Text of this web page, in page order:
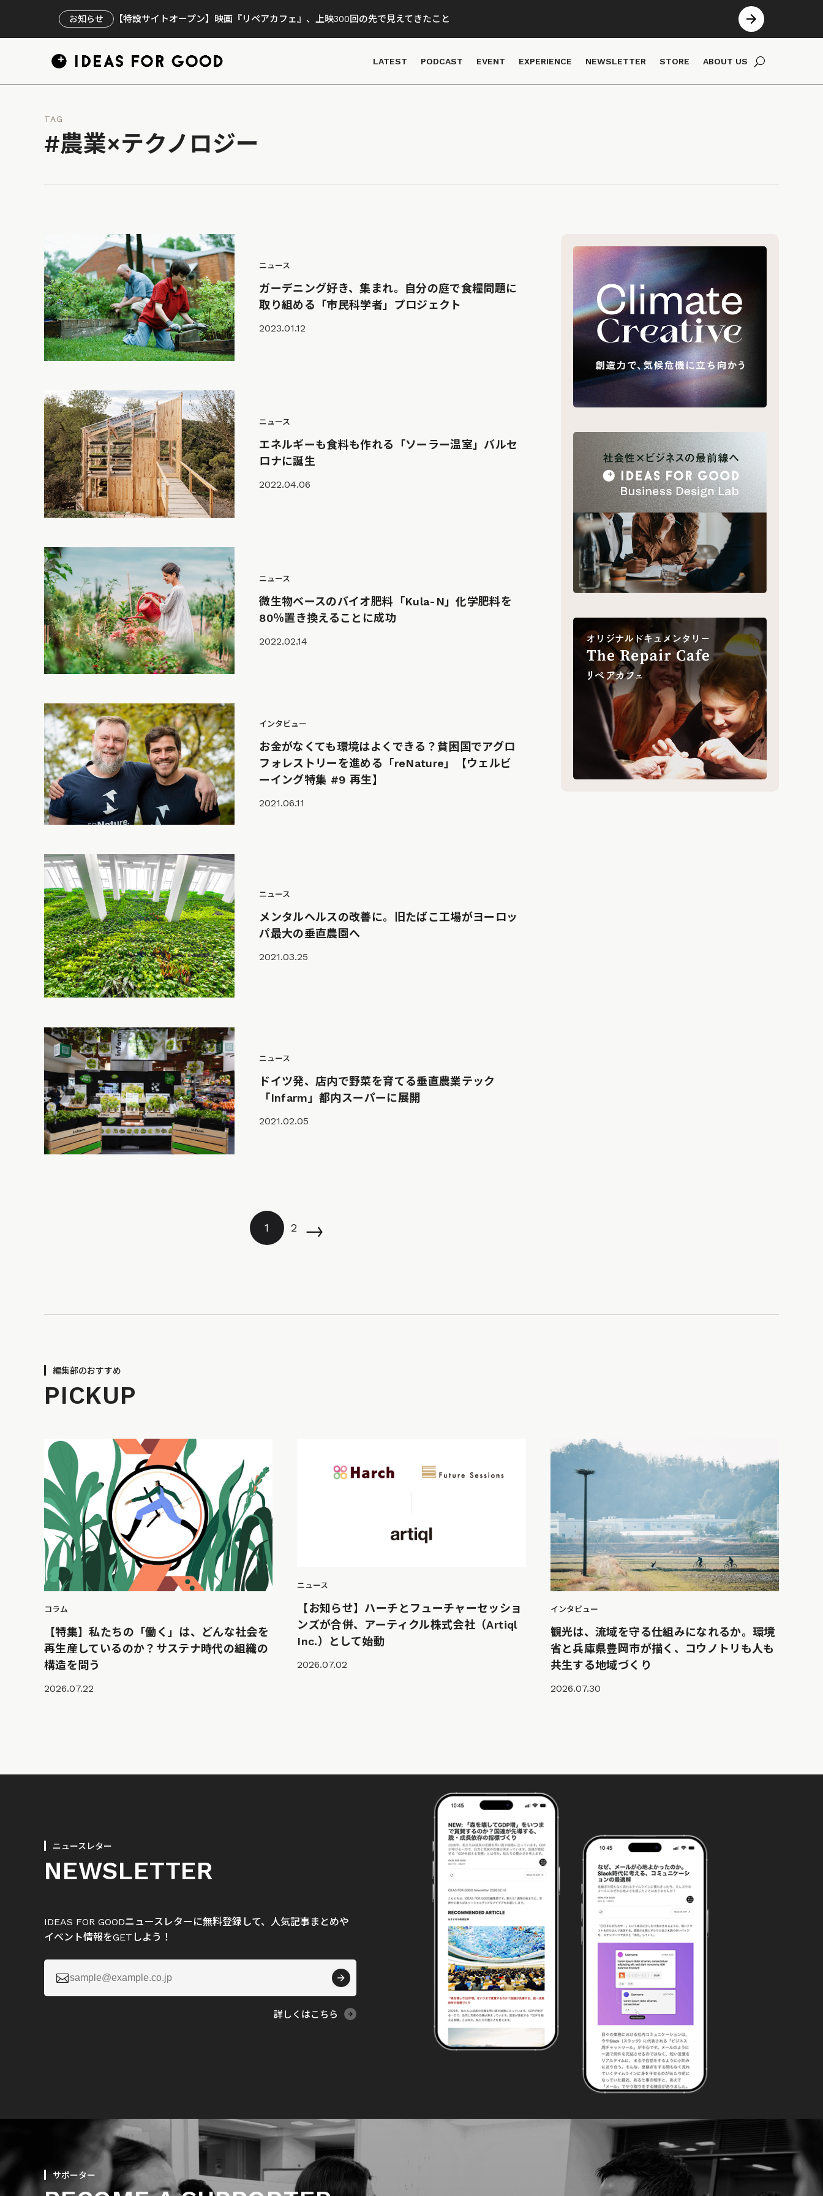
お知らせ 【特設サイトオープン】映画『リペアカフェ』、上映300回の先で見えてきたこと
LATEST PODCAST EVENT EXPERIENCE NEWSLETTER STORE ABOUT US
TAG
#農業×テクノロジー
ニュース
ガーデニング好き、集まれ。自分の庭で食糧問題に
取り組める「市民科学者」プロジェクト
2023.01.12
ニュース
エネルギーも食料も作れる「ソーラー温室」バルセ
ロナに誕生
2022.04.06
ニュース
微生物ベースのバイオ肥料「Kula-N」化学肥料を
80％置き換えることに成功
2022.02.14
インタビュー
お金がなくても環境はよくできる？貧困国でアグロ
フォレストリーを進める「reNature」【ウェルビ
ーイング特集 #9 再生】
2021.06.11
ニュース
メンタルヘルスの改善に。旧たばこ工場がヨーロッ
パ最大の垂直農園へ
2021.03.25
ニュース
ドイツ発、店内で野菜を育てる垂直農業テック
「Infarm」都内スーパーに展開
2021.02.05
1 2 →
編集部のおすすめ
PICKUP
コラム
【特集】私たちの「働く」は、どんな社会を
再生産しているのか？サステナ時代の組織の
構造を問う
2026.07.22
ニュース
【お知らせ】ハーチとフューチャーセッショ
ンズが合併、アーティクル株式会社（Artiql
Inc.）として始動
2026.07.02
インタビュー
観光は、流域を守る仕組みになれるか。環境
省と兵庫県豊岡市が描く、コウノトリも人も
共生する地域づくり
2026.07.30
ニュースレター
NEWSLETTER
IDEAS FOR GOODニュースレターに無料登録して、人気記事まとめや
イベント情報をGETしよう！

詳しくはこちら
サポーター